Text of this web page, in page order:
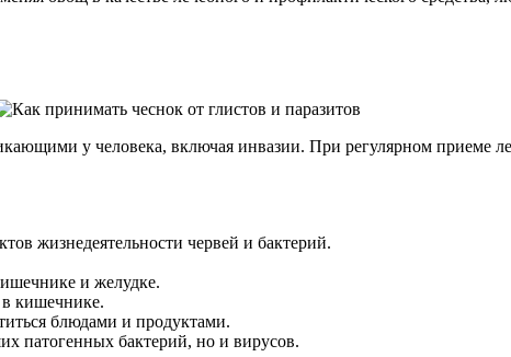
у человека, включая инвазии. При регулярном приеме
жизнедеятельности червей и бактерий.
и желудке.
кишечнике.
блюдами и продуктами.
патогенных бактерий, но и вирусов.